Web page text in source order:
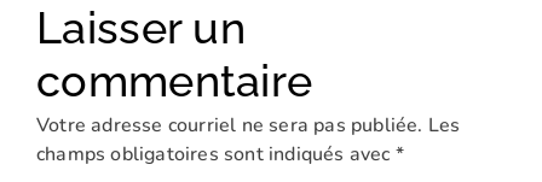
Laisser un
commentaire
Votre adresse courriel ne sera pas publiée. Les
champs obligatoires sont indiqués avec *